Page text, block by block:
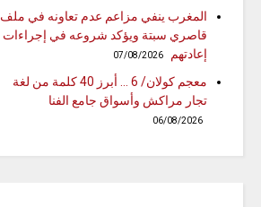
المغرب ينفي مزاعم عدم تعاونه في ملف
قاصري سبتة ويؤكد شروعه في إجراءات
إعادتهم
07/08/2026
معجم كولان/ 6 … أبرز 40 كلمة من لغة
تجار مراكش وأسواق جامع الفنا
06/08/2026